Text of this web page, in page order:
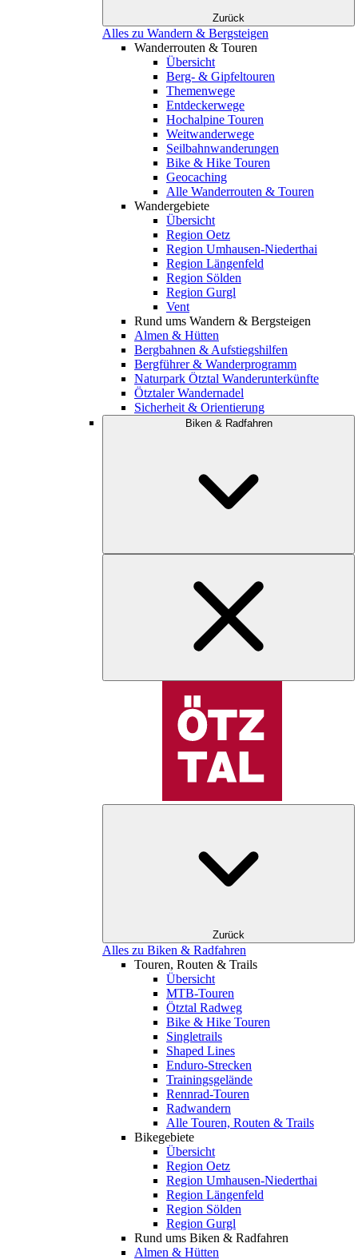
Zurück
Alles zu Wandern & Bergsteigen
Wanderrouten & Touren
Übersicht
Berg- & Gipfeltouren
Themenwege
Entdeckerwege
Hochalpine Touren
Weitwanderwege
Seilbahnwanderungen
Bike & Hike Touren
Geocaching
Alle Wanderrouten & Touren
Wandergebiete
Übersicht
Region Oetz
Region Umhausen-Niederthai
Region Längenfeld
Region Sölden
Region Gurgl
Vent
Rund ums Wandern & Bergsteigen
Almen & Hütten
Bergbahnen & Aufstiegshilfen
Bergführer & Wanderprogramm
Naturpark Ötztal Wanderunterkünfte
Ötztaler Wandernadel
Sicherheit & Orientierung
Biken & Radfahren
Zurück
Alles zu Biken & Radfahren
Touren, Routen & Trails
Übersicht
MTB-Touren
Ötztal Radweg
Bike & Hike Touren
Singletrails
Shaped Lines
Enduro-Strecken
Trainingsgelände
Rennrad-Touren
Radwandern
Alle Touren, Routen & Trails
Bikegebiete
Übersicht
Region Oetz
Region Umhausen-Niederthai
Region Längenfeld
Region Sölden
Region Gurgl
Rund ums Biken & Radfahren
Almen & Hütten